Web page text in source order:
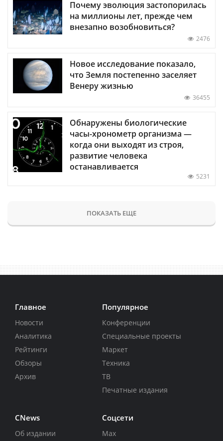
Почему эволюция застопорилась
на миллионы лет, прежде чем
внезапно возобновиться?
2476
Новое исследование показало,
что Земля постепенно заселяет
Венеру жизнью
36455
Обнаружены биологические
часы-хронометр организма —
когда они выходят из строя,
развитие человека
останавливается
5231
ПОКАЗАТЬ ЕЩЕ
Главное
Новости
Аналитика
Рейтинги
Обзоры
Архив
Популярное
Конференции
Специальные проекты
Маркет
Техника
ТВ
Печатные издания
CNews
Об издании
Соцсети
Max